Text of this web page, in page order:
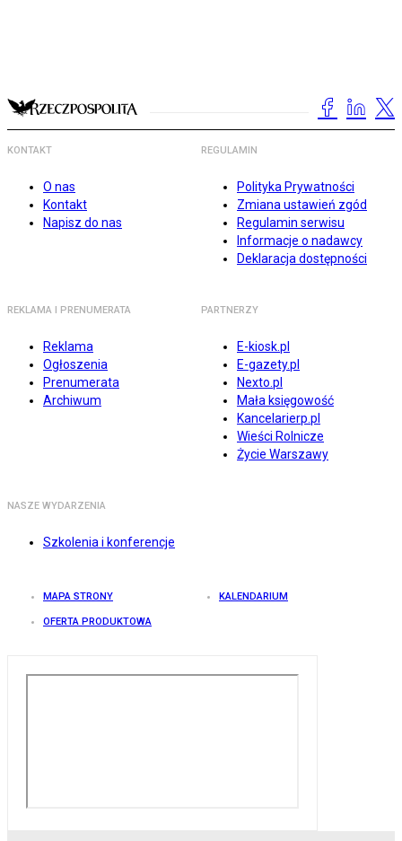
KONTAKT
O nas
Kontakt
Napisz do nas
REGULAMIN
Polityka Prywatności
Zmiana ustawień zgód
Regulamin serwisu
Informacje o nadawcy
Deklaracja dostępności
REKLAMA I PRENUMERATA
Reklama
Ogłoszenia
Prenumerata
Archiwum
PARTNERZY
E-kiosk.pl
E-gazety.pl
Nexto.pl
Mała księgowość
Kancelarierp.pl
Wieści Rolnicze
Życie Warszawy
NASZE WYDARZENIA
Szkolenia i konferencje
MAPA STRONY KALENDARIUM
OFERTA PRODUKTOWA